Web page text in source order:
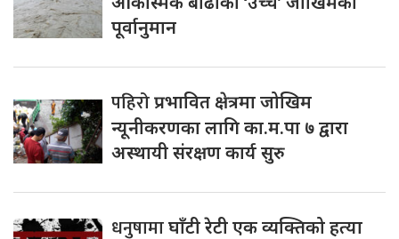
पूर्वानुमान
पहिरोप्रभावित क्षेत्रमा जोखिम
न्यूनीकरणका लागि का.म.पा ७ द्वारा
अस्थायी संरक्षण कार्य सुरु
धनुषामाघाँटी रेटी एक व्यक्तिको हत्या